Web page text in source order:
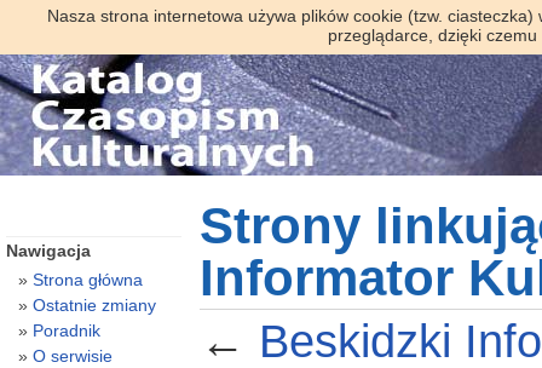
Nasza strona internetowa używa plików cookie (tzw.
przeglądarce, dzięki
Strony
Informator
← Beskidzki
Nawigacja
Strona główna
Ostatnie zmiany
Poradnik
O serwisie